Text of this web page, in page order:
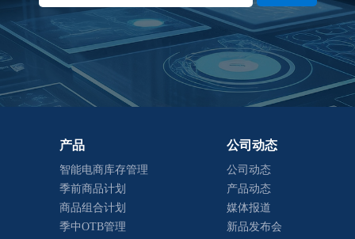
产品
智能电商库存管理
季前商品计划
商品组合计划
季中OTB管理
公司动态
公司动态
产品动态
媒体报道
新品发布会